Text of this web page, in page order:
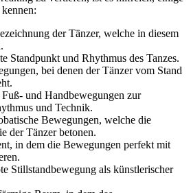
der Tänzer, welche in diesem
Standpunkt und Rhythmus des Tanzes.
bei denen der Tänzer vom Stand
Fuß- und Handbewegungen zur
und Technik.
Bewegungen, welche die
der Tänzer betonen.
in dem die Bewegungen perfekt mit
Stillstandbewegung als künstlerischer